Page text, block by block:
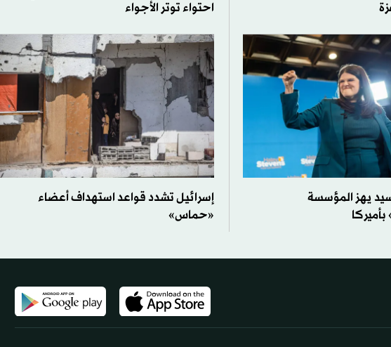
احتواء توتر الأجواء
يهز المؤسسة
إسرائيل تشدد قواعد استهداف أعضاء
«حماس»